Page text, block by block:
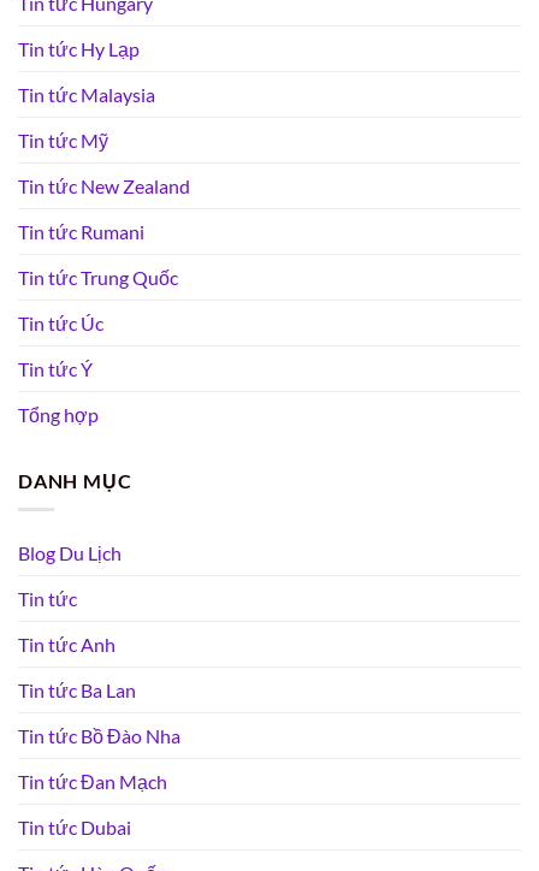
Tin tức Hy Lạp
Tin tức Malaysia
Tin tức Mỹ
Tin tức New Zealand
Tin tức Rumani
Tin tức Trung Quốc
Tin tức Úc
Tin tức Ý
Tổng hợp
DANH MỤC
Blog Du Lịch
Tin tức
Tin tức Anh
Tin tức Ba Lan
Tin tức Bồ Đào Nha
Tin tức Đan Mạch
Tin tức Dubai